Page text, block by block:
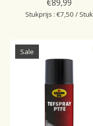
€89,99
Stukprijs : €7,50 / Stuk
Sale